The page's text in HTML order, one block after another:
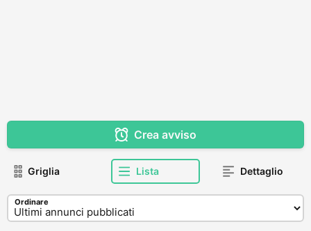
Crea avviso
Griglia Lista Dettaglio
Ordinare